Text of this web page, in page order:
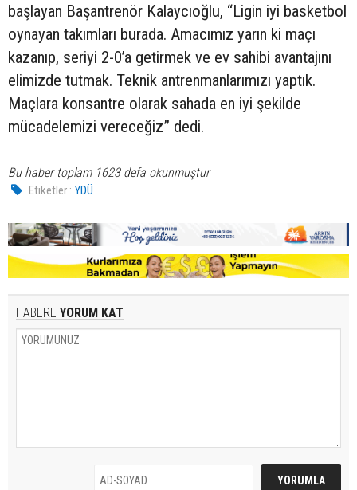
başlayan Başantrenör Kalaycıoğlu, “Ligin iyi basketbol
oynayan takımları burada. Amacımız yarın ki maçı
kazanıp, seriyi 2-0’a getirmek ve ev sahibi avantajını
elimizde tutmak. Teknik antrenmanlarımızı yaptık.
Maçlara konsantre olarak sahada en iyi şekilde
mücadelemizi vereceğiz” dedi.
Bu haber toplam 1623 defa okunmuştur
Etiketler : YDÜ
HABERE YORUM KAT